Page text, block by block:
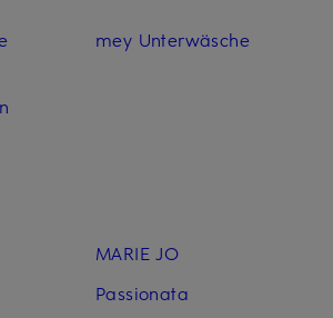
mey Unterwäsche
MARIE JO
Passionata